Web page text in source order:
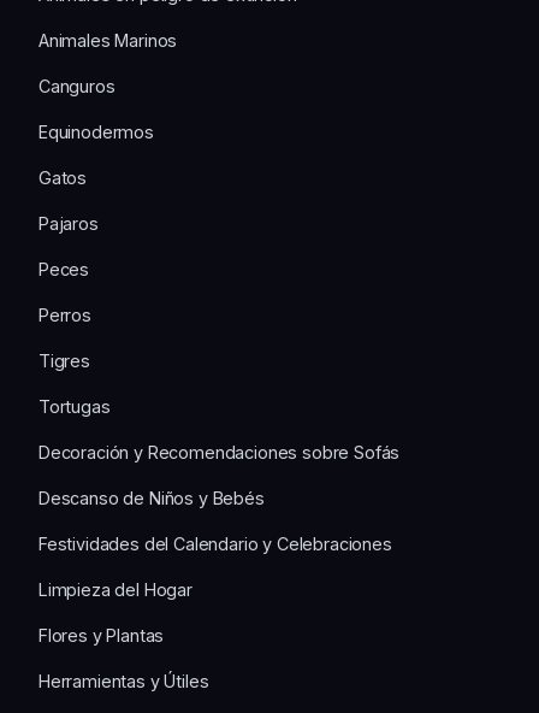
Animales Marinos
Canguros
Equinodermos
Gatos
Pajaros
Peces
Perros
Tigres
Tortugas
Decoración y Recomendaciones sobre Sofás
Descanso de Niños y Bebés
Festividades del Calendario y Celebraciones
Limpieza del Hogar
Flores y Plantas
Herramientas y Útiles